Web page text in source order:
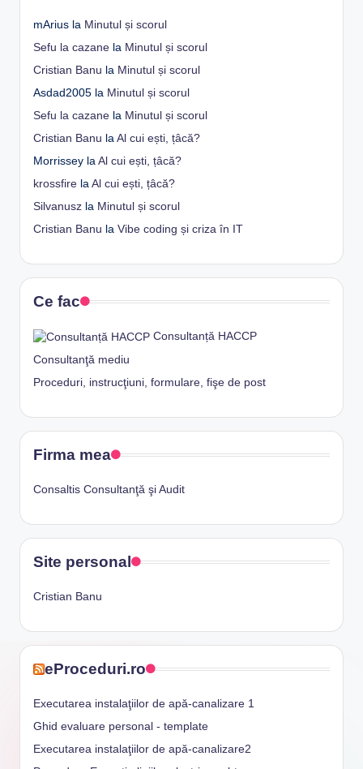
mArius la Minutul și scorul
Sefu la cazane la Minutul și scorul
Cristian Banu la Minutul și scorul
Asdad2005 la Minutul și scorul
Sefu la cazane la Minutul și scorul
Cristian Banu la Al cui ești, țâcă?
Morrissey la Al cui ești, țâcă?
krossfire la Al cui ești, țâcă?
Silvanusz la Minutul și scorul
Cristian Banu la Vibe coding și criza în IT
Ce fac
Consultanță HACCP
Consultanţă mediu
Proceduri, instrucţiuni, formulare, fişe de post
Firma mea
Consaltis Consultanţă şi Audit
Site personal
Cristian Banu
eProceduri.ro
Executarea instalaţiilor de apă-canalizare 1
Ghid evaluare personal - template
Executarea instalaţiilor de apă-canalizare2